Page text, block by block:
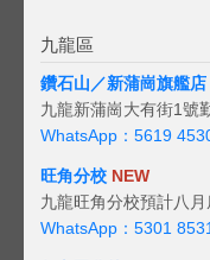
九龍區
鑽石山／新蒲崗旗艦店
九龍新蒲崗大有街1號
WhatsApp：5619
旺角分校 NEW
九龍旺角分校預計八
WhatsApp：5301 8531